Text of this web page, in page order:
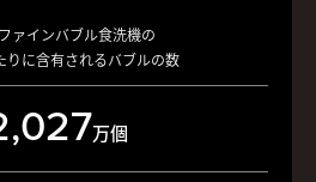
ァインバブル食洗機の
りに含有されるバブルの数
万個